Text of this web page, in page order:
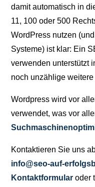
damit automatisch in
11, 100 oder 500
WordPress nutzen
Systeme) ist klar: Ein
verwenden unterstützt
noch unzählige
Wordpress wird vor
verwendet, was vor
Kontaktieren Sie uns
info@seo-auf-
Kontaktformular oder